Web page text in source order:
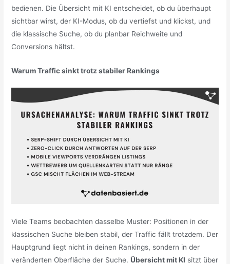
bedienen. Die Übersicht mit KI entscheidet, ob du überhaupt
sichtbar wirst, der KI-Modus, ob du vertiefst und klickst, und
die klassische Suche, ob du planbar Reichweite und
Conversions hältst.
Warum Traffic sinkt trotz stabiler Rankings
Viele Teams beobachten dasselbe Muster: Positionen in der
klassischen Suche bleiben stabil, der Traffic fällt trotzdem. Der
Hauptgrund liegt nicht in deinen Rankings, sondern in der
veränderten Oberfläche der Suche.Übersicht mit KI sitzt über